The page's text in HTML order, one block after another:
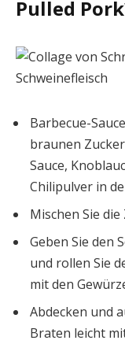
Pulled
Barbecue-
braunen
Sauce,
Chilipulver in
Mischen Sie
Geben Sie den
und rollen Sie
mit den
Abdecken und
Braten leicht